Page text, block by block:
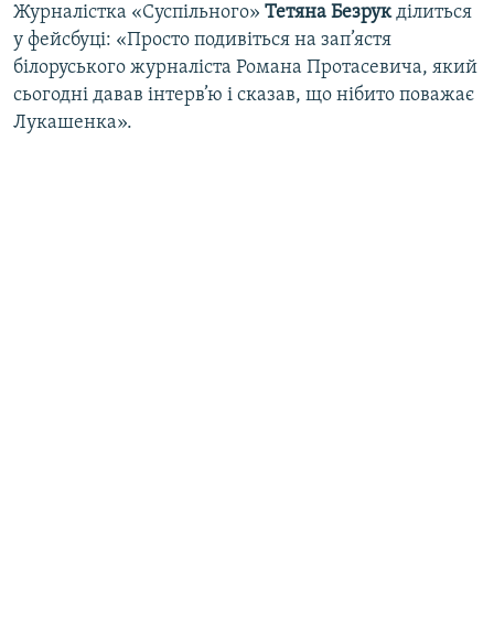
Журналістка «Суспільного» Тетяна Безрукділиться
у фейсбуці: «Просто подивіться на зап’ястя
білоруського журналіста Романа Протасевича, який
сьогодні давав інтерв’ю і сказав, що нібито поважає
Лукашенка».